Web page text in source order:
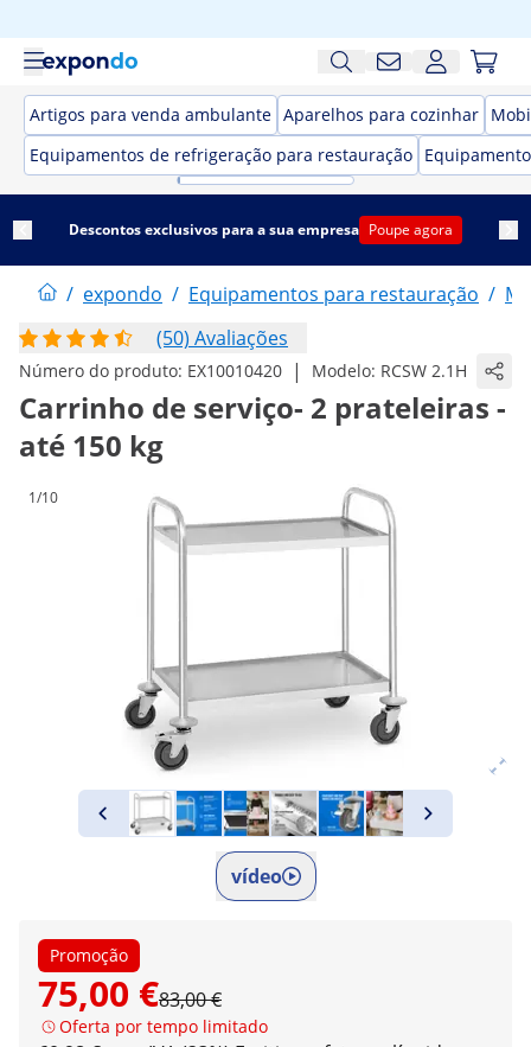
Artigos para venda ambulante Aparelhos para cozinhar
Equipamentos de refrigeração para restauração
Descontos exclusivos para a sua empresa Poupe agora
/ expondo / Equipamentos para restauração /
(50) Avaliações
Número do produto: EX10010420 | Modelo: RCSW 2.1H
Carrinho de serviço- 2 prateleiras -
até 150 kg
1/10
vídeo
Promoção
75,00 €83,00 €
Oferta por tempo limitado